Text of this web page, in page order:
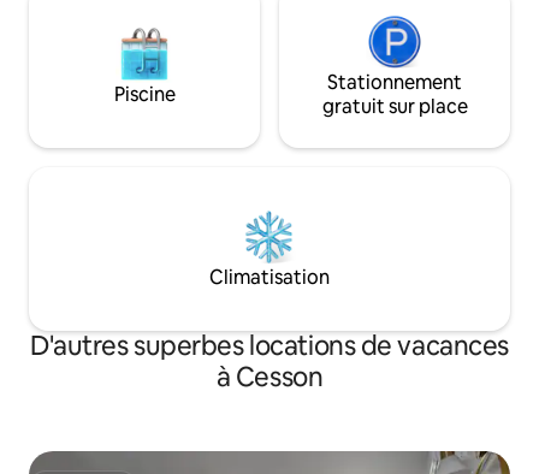
totalement équipé avec une cuisine, une
salle de bain avec WC, chambre en
mezzanine. Idéal pour deux personnes
mais possibilité de deux couchages
salon. Une terrasse privée est à
Possibilité de louer deux crashpad sur
Piscine
Stationnement
gratuit sur place
Climatisation
D'autres superbes locations de vacances
à Cesson